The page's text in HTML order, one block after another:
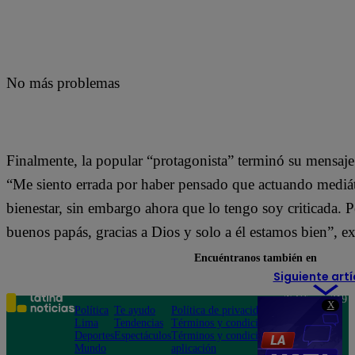
X
No más problemas
Finalmente, la popular “protagonista” terminó su
“Me siento errada por haber pensado que actuando
bienestar, sin embargo ahora que lo tengo soy criticada.
buenos papás, gracias a Dios y solo a él estamos bien”,
Siguiente
Encuéntranos también en
Política
Lima
Deportes
Mundo
Te ayudo
Tendencias
Espectáculos
Política de privacidad
Términos y condiciones
Términos y condiciones
aplicación
Teléfono: 219
Av. San
Felipe 968
Jesús María